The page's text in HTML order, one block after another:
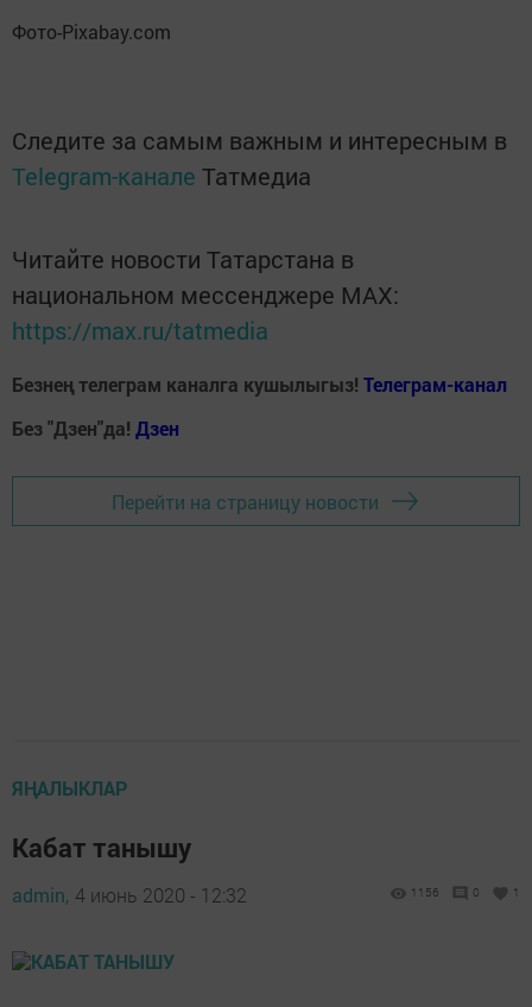
Фото-Pixabay.com
Следите за самым важным и интересным в
Telegram-канале Татмедиа
Читайте новости Татарстана в
национальном мессенджере MАХ:
https://max.ru/tatmedia
Безнең телеграм каналга кушылыгыз! Телеграм-канал
Без "Дзен"да! Дзен
Перейти на страницу новости
ЯҢАЛЫКЛАР
Кабат танышу
admin, 4 июнь 2020 - 12:32 1156 0 1